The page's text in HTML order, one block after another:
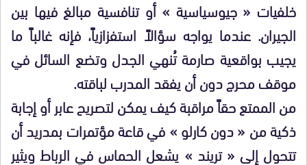
خلفيات « جيوسياسية » أو تنافسية مبالغ فيها بين
الجيران. عندما يواجه سؤالاً استفزازياً، فإنه غالباً ما
يجيب بواقعية صارمة تُنهي الجدل وتضع السائل في
موقف محرج دون أن يفقد المدرب لباقته.
من الممتع حقاً مراقبة كيف يمكن لتصريح عابر أو إجابة
ذكية من « دون كارلو » في قاعة مؤتمرات بمدريد أن
تتحول إلى « تريند » يشعل الحماس في الرباط ويثير